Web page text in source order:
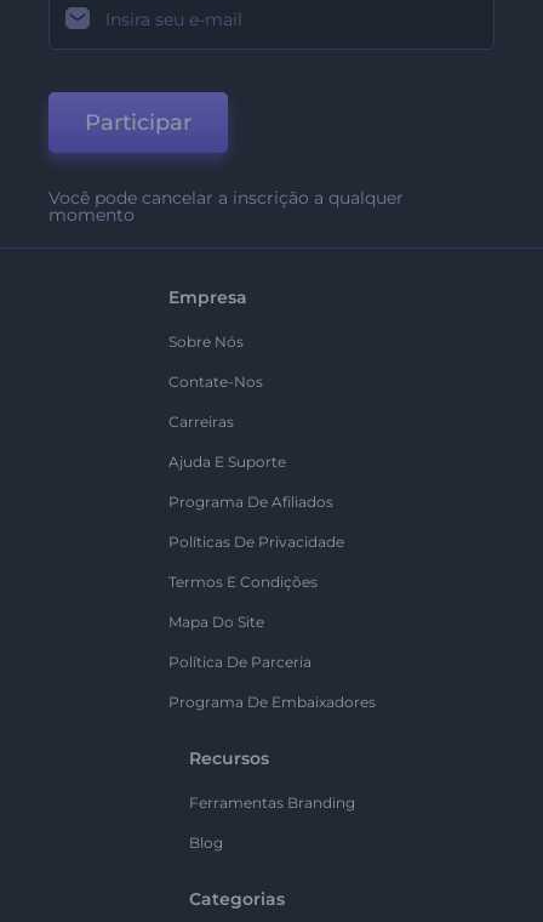
Participar
Você pode cancelar a inscrição a qualquer
momento
Empresa
Sobre Nós
Contate-Nos
Carreiras
Ajuda E Suporte
Programa De Afiliados
Políticas De Privacidade
Termos E Condições
Mapa Do Site
Política De Parceria
Programa De Embaixadores
Recursos
Ferramentas Branding
Blog
Categorias